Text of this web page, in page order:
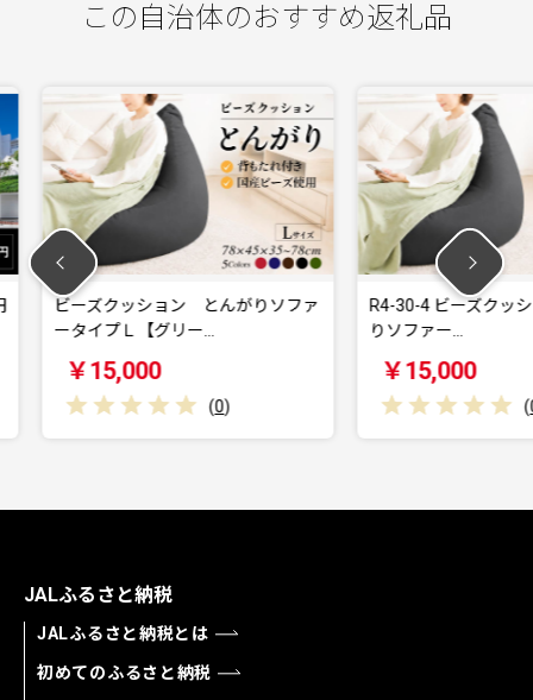
この自治体のおすすめ返礼品
がりソファ
R4-30-4 ビーズクッション とんが
りソファー…
R4-30-
JALふるさと納税
JALふるさと納税とは
初めてのふるさと納税